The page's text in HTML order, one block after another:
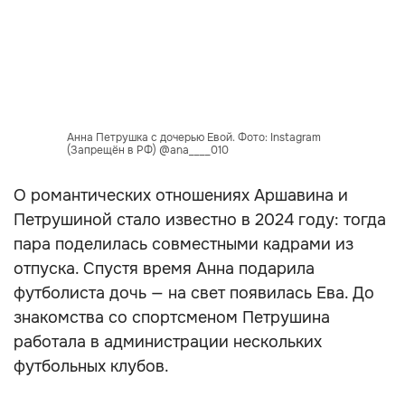
Анна Петрушка с дочерью Евой. Фото: Instagram
(Запрещён в РФ) @ana____010
О романтических отношениях Аршавина и
Петрушиной стало известно в 2024 году: тогда
пара поделилась совместными кадрами из
отпуска. Спустя время Анна подарила
футболиста дочь — на свет появилась Ева. До
знакомства со спортсменом Петрушина
работала в администрации нескольких
футбольных клубов.